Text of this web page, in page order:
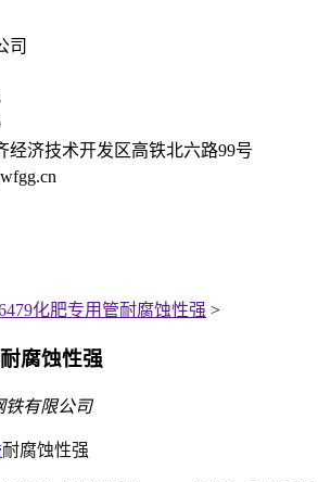
司
经济技术开发区高铁北六路99号
化肥专用管耐腐蚀性强 >
腐蚀性强
铁有限公司
耐腐蚀性强